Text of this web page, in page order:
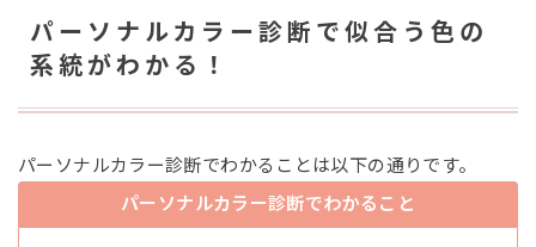
パーソナルカラー診断で似合う色の
系統がわかる！
パーソナルカラー診断でわかることは以下の通りです。
パーソナルカラー診断でわかること